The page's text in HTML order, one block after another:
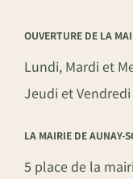
OUVERTURE DE LA
Lundi, Mardi et
Jeudi et
LA MAIRIE DE AUNAY-
5 place de la